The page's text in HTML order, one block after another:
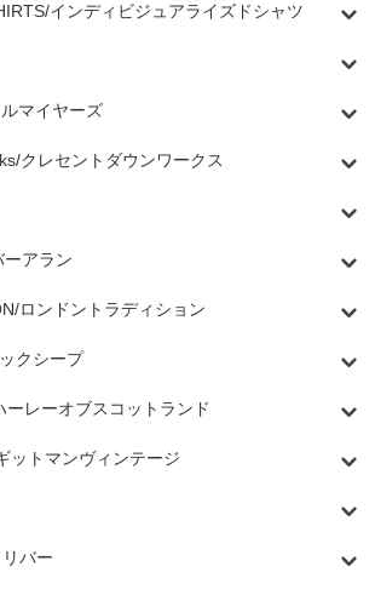
インディビジュアライズドシャツ
マイヤーズ
クレセントダウンワークス
ーアラン
ロンドントラディション
クシープ
レーオブスコットランド
ットマンヴィンテージ
バー